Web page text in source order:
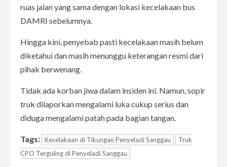
ruas jalan yang sama dengan lokasi kecelakaan bus
DAMRI sebelumnya.
Hingga kini, penyebab pasti kecelakaan masih belum
diketahui dan masih menunggu keterangan resmi dari
pihak berwenang.
Tidak ada korban jiwa dalam insiden ini. Namun, sopir
truk dilaporkan mengalami luka cukup serius dan
diduga mengalami patah pada bagian tangan.
Tags: Kecelakaan di Tikungan Penyeladi Sanggau
Truk
CPO Terguling di Penyeladi Sanggau